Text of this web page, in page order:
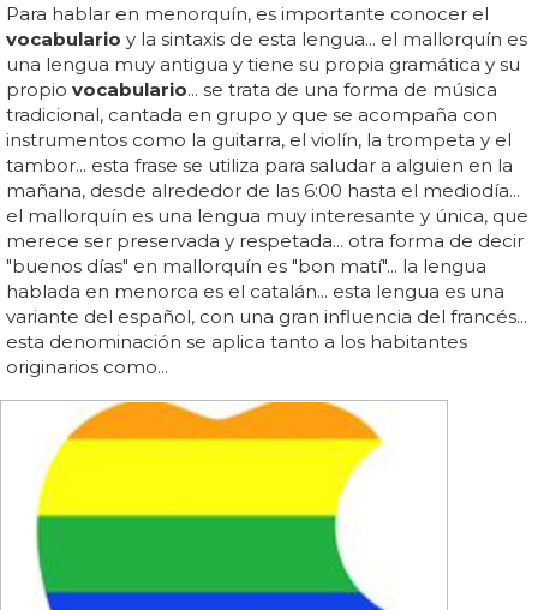
Para hablar en menorquín, es importante conocer el
vocabulario y la sintaxis de esta lengua... el mallorquín es
una lengua muy antigua y tiene su propia gramática y su
propio vocabulario... se trata de una forma de música
tradicional, cantada en grupo y que se acompaña con
instrumentos como la guitarra, el violín, la trompeta y el
tambor... esta frase se utiliza para saludar a alguien en la
mañana, desde alrededor de las 6:00 hasta el mediodía...
el mallorquín es una lengua muy interesante y única, que
merece ser preservada y respetada... otra forma de decir
"buenos días" en mallorquín es "bon matí"... la lengua
hablada en menorca es el catalán... esta lengua es una
variante del español, con una gran influencia del francés...
esta denominación se aplica tanto a los habitantes
originarios como...